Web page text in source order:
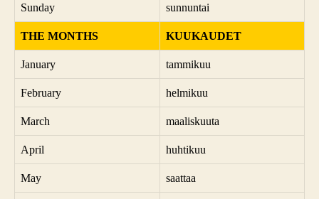
Sunday sunnuntai
THE MONTHS KUUKAUDET
January tammikuu
February helmikuu
March maaliskuuta
April huhtikuu
May saattaa